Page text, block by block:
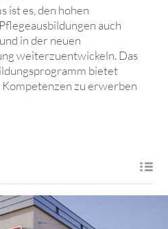
ist es, den hohen
auch
in der neuen
weiterzuentwickeln. Das
bietet
zu erwerben